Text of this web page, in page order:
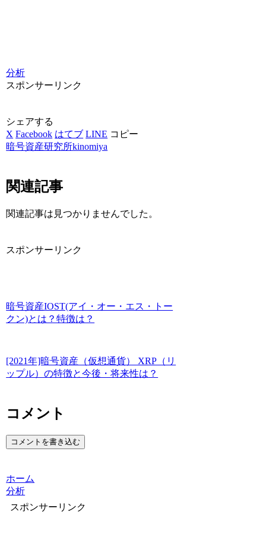
分析
スポンサーリンク
シェアする
X Facebook はてブ LINE コピー
暗号資産研究所kinomiya
関連記事
関連記事は見つかりませんでした。
スポンサーリンク
暗号資産IOST(アイ・オー・エス・トー
クン)とは？特徴は？
[2021年]暗号資産（仮想通貨） XRP（リ
ップル）の特徴と今後・将来性は？
コメント
コメントを書き込む
ホーム
分析
スポンサーリンク